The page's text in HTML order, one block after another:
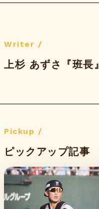
Writer /
上杉 あずさ『班長』
Pickup /
ピックアップ記事